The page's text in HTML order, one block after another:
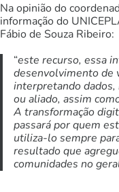
Na opinião do
informação do
Fábio de Souza Ribeiro:
“este recurso, essa
desenvolvimento de
interpretando
ou aliado, assim
A transformação
passará por quem
utiliza-lo sempre
resultado que
comunidades no